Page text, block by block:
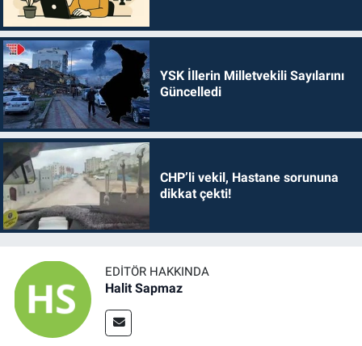
YSK İllerin Milletvekili Sayılarını
Güncelledi
CHP’li vekil, Hastane sorununa
dikkat çekti!
EDITÖR HAKKINDA
Halit Sapmaz